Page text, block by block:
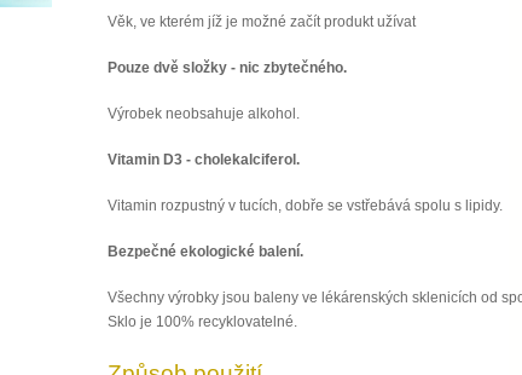
Věk, ve kterém jíž je možné začít produkt užívat
Pouze dvě složky - nic zbytečného.
Výrobek neobsahuje alkohol.
Vitamin D3 - cholekalciferol.
Vitamin rozpustný v tucích, dobře se vstřebává spolu s lipidy.
Bezpečné ekologické balení.
Všechny výrobky jsou baleny ve lékárenských sklenicích od
Sklo je 100% recyklovatelné.